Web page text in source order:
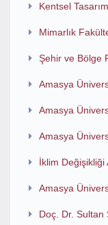
Kentsel
Mimarlık
Şehir ve Bölge
Amasya
Amasya
Amasya
İklim Değişikliği
Amasya
Doç. Dr. Sultan